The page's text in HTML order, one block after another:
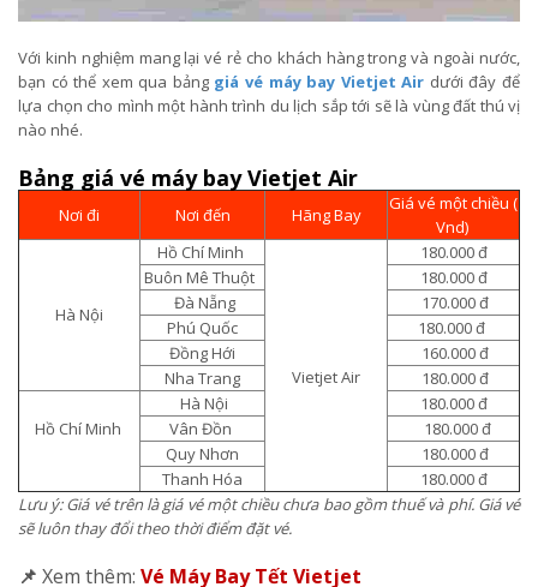
Với kinh nghiệm mang lại vé rẻ cho khách hàng trong và ngoài nước,
bạn có thể xem qua bảng giá vé máy bay Vietjet Air dưới đây để
lựa chọn cho mình một hành trình du lịch sắp tới sẽ là vùng đất thú vị
nào nhé.
Bảng giá vé máy bay Vietjet Air
Nơi đi Nơi đến Hãng Bay
Giá vé một chiều (
Vnd)
Hà Nội
Hồ Chí Minh
Vietjet Air
180.000 đ
Buôn Mê Thuột
180.000 đ
Đà Nẵng
170.000 đ
Phú Quốc
180.000 đ
Đồng Hới
160.000 đ
Nha Trang
180.000 đ
Hồ Chí Minh
Hà Nội
180.000 đ
Vân Đồn
180.000 đ
Quy Nhơn
180.000 đ
Thanh Hóa
180.000 đ
Lưu ý: Giá vé trên là giá vé một chiều chưa bao gồm thuế và phí. Giá vé
sẽ luôn thay đổi theo thời điểm đặt vé.
📌 Xem thêm: Vé Máy Bay Tết Vietjet